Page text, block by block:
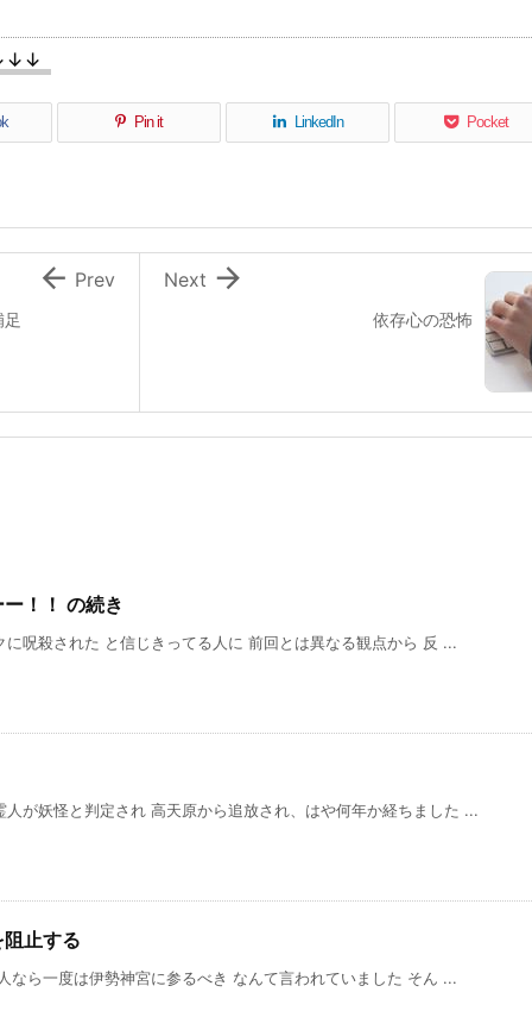
Pin it LinkedIn Pocket
依存心の恐怖

Next
 Prev
！！ の続き
に呪殺された と信じきってる人に 前回とは異なる観点から 反 ...
人が妖怪と判定され 高天原から追放され、はや何年か経ちました ...
止する
なら一度は伊勢神宮に参るべき なんて言われていました そん ...